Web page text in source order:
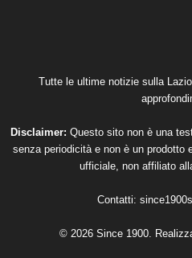
Tutte le ultime notizie sulla
Disclaimer: Questo sito non è una
senza periodicità e non è un prodotto
ufficiale, non affiliato
Contatti:
© 2026 Since 1900.